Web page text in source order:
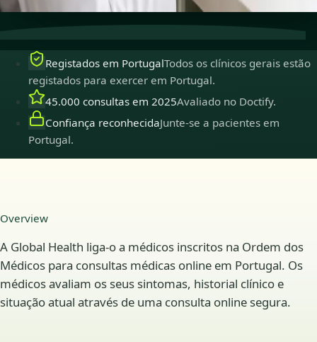
Registados em PortugalTodos os clínicos gerais estão
registados para exercer em Portugal.
45.000 consultas em 2025Avaliado no Doctify.
Confiança reconhecidaJunte-se a pacientes em
Portugal.
Overview
A Global Health liga-o a médicos inscritos na Ordem dos
Médicos para consultas médicas online em Portugal. Os
médicos avaliam os seus sintomas, historial clínico e
situação atual através de uma consulta online segura.